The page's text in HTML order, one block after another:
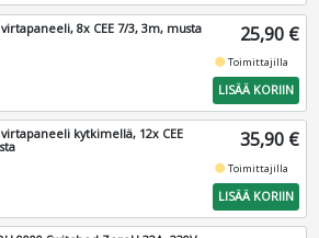
8x CEE 7/3, 3m, musta 25,90 €
fiber_manual_recordToimittajilla
LISÄÄ KORIIN
kytkimellä, 12x CEE
35,90 €
fiber_manual_recordToimittajilla
LISÄÄ KORIIN